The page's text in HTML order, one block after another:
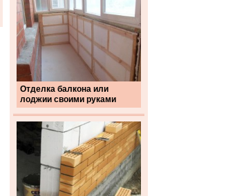
Отделка балкона или
лоджии своими руками